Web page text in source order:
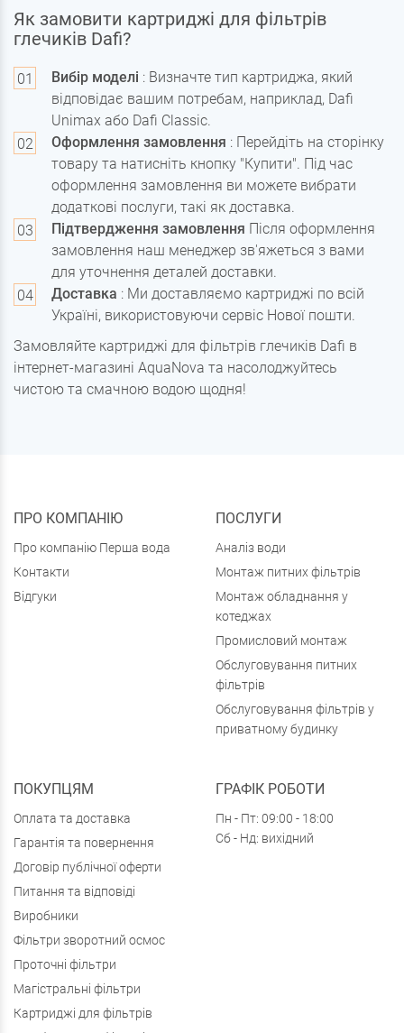
Як замовити картриджі для фільтрів
глечиків Dafi?
Вибір моделі : Визначте тип картриджа, який
відповідає вашим потребам, наприклад, Dafi
Unimax або Dafi Classic.
Оформлення замовлення : Перейдіть на сторінку
товару та натисніть кнопку "Купити". Під час
оформлення замовлення ви можете вибрати
додаткові послуги, такі як доставка.
Підтвердження замовлення Після оформлення
замовлення наш менеджер зв'яжеться з вами
для уточнення деталей доставки.
Доставка : Ми доставляємо картриджі по всій
Україні, використовуючи сервіс Нової пошти.
Замовляйте картриджі для фільтрів глечиків Dafi в
інтернет-магазині AquaNova та насолоджуйтесь
чистою та смачною водою щодня!
ПРО КОМПАНІЮ
Про компанію Перша вода
Контакти
Відгуки
ПОСЛУГИ
Аналіз води
Монтаж питних фільтрів
Монтаж обладнання у
котеджах
Промисловий монтаж
Обслуговування питних
фільтрів
Обслуговування фільтрів у
приватному будинку
ПОКУПЦЯМ
Оплата та доставка
Гарантія та повернення
Договір публічної оферти
Питання та відповіді
Виробники
Фільтри зворотний осмос
Проточні фільтри
Магістральні фільтри
Картриджі для фільтрів
ГРАФІК РОБОТИ
Пн - Пт: 09:00 - 18:00
Сб - Нд: вихідний